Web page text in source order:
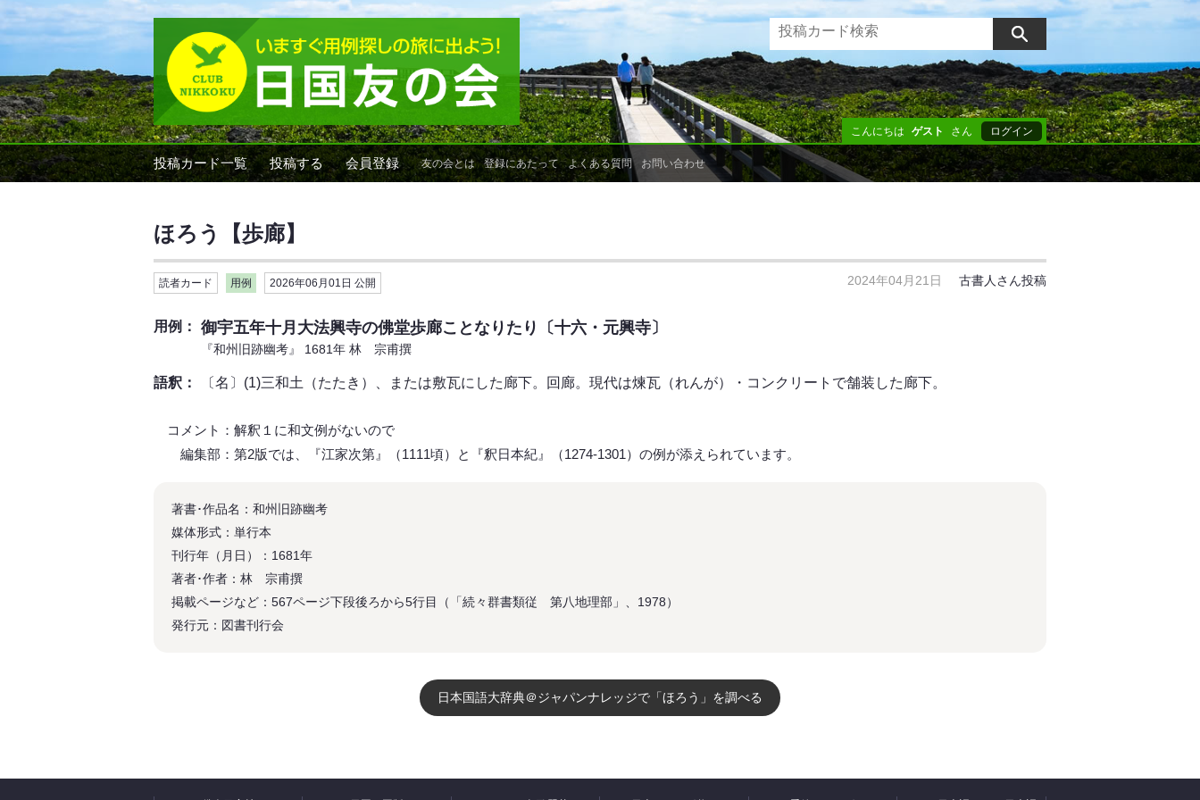
こんにちは ゲスト さん ログイン
投稿カード一覧 投稿する 会員登録 友の会とは 登録にあたって よくある質問 お問い合わせ
ほろう【歩廊】
読者カード 用例 2026年06月01日 公開 2024年04月21日 古書人さん投稿
用例： 御宇五年十月大法興寺の佛堂歩廊ことなりたり〔十六・元興寺〕
『和州旧跡幽考』 1681年 林 宗甫撰
語釈： 〔名〕(1)三和土（たたき）、または敷瓦にした廊下。回廊。現代は煉瓦（れんが）・コンクリートで舗装した廊下。
コメント：解釈１に和文例がないので
編集部：第2版では、『江家次第』（1111頃）と『釈日本紀』（1274-1301）の例が添えられています。
著書･作品名：和州旧跡幽考
媒体形式：単行本
刊行年（月日）：1681年
著者･作者：林 宗甫撰
掲載ページなど：567ページ下段後ろから5行目（「続々群書類従 第八地理部」、1978）
発行元：図書刊行会
日本国語大辞典＠ジャパンナレッジで「ほろう」を調べる